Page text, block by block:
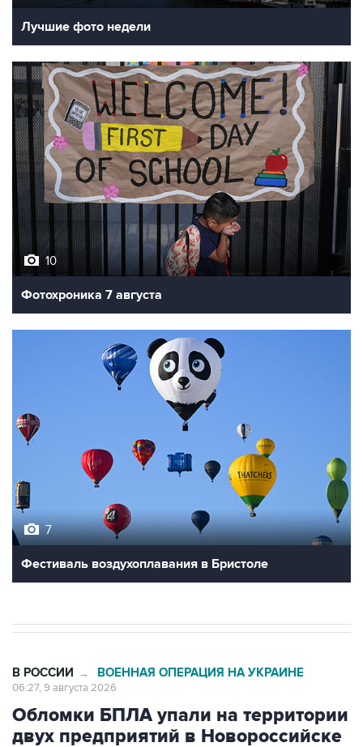
Лучшие фото недели
10
Фотохроника 7 августа
7
Фестиваль воздухоплавания в Бристоле
В РОССИИ → ВОЕННАЯ ОПЕРАЦИЯ НА УКРАИНЕ
06:27, 9 августа 2026
Обломки БПЛА упали на территории
двух предприятий в Новороссийске